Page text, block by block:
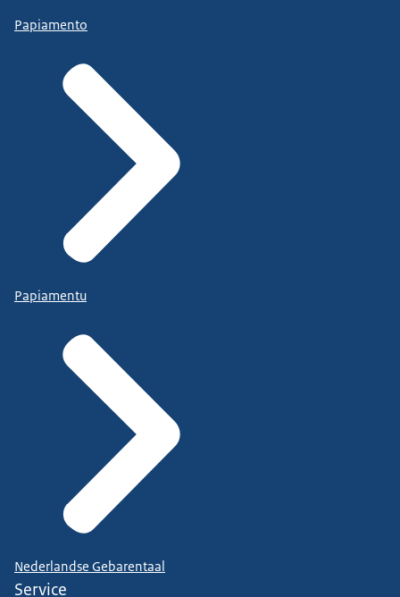
Papiamento
Papiamentu
Nederlandse Gebarentaal
Service